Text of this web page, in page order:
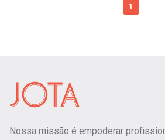
1
Nossa missão é empoderar